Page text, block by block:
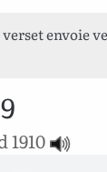
envoie
1910